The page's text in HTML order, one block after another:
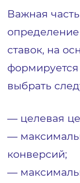
Важная
определение
ставок, на
выбрать
― целевая
―
конверсий;
―